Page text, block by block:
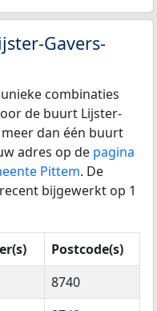
Gavers-
combinaties
de buurt Lijster-
dan één buurt
adres op de pagina
Pittem. De
bijgewerkt op 1
Postcode(s)
8740